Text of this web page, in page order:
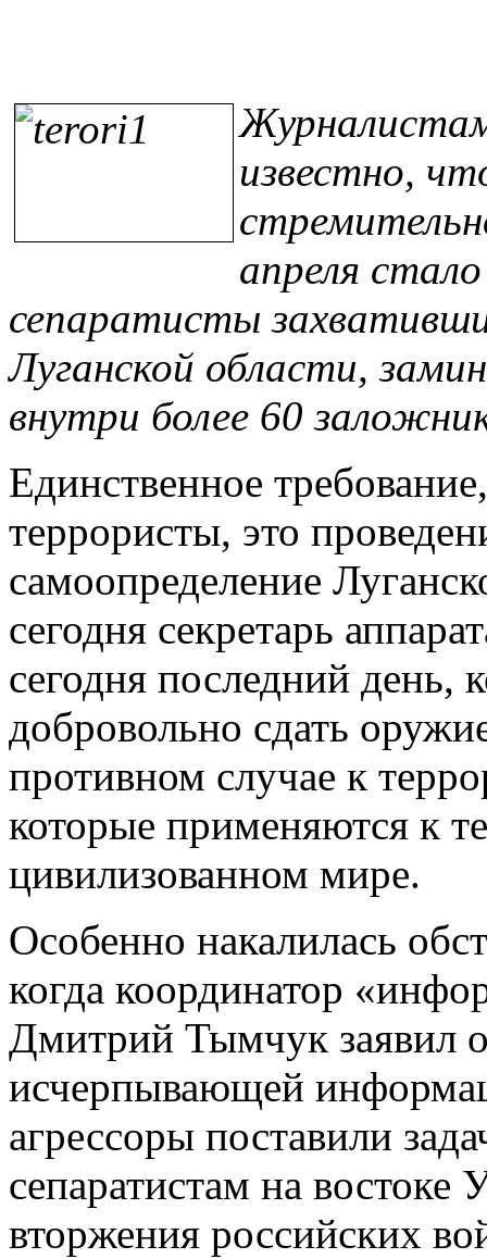
известно,
апреля
сепаратисты
Луганской области,
внутри более 60
Единственное
террористы, это
самоопределение
сегодня секретарь
сегодня последний день,
добровольно сдать
противном случае к
которые применяются к
цивилизованном мире.
Особенно накалилась
когда координатор
Дмитрий Тымчук заявил
исчерпывающей
агрессоры поставили
сепаратистам на востоке
вторжения российских